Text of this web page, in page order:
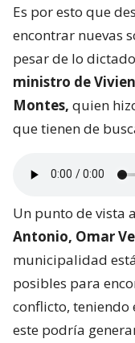
Es por esto que
encontrar nuevas
pesar de lo
ministro de
Montes, quien
que tienen de
Un punto de vista
Antonio, Omar
municipalidad
posibles para
conflicto, teniendo
este podría